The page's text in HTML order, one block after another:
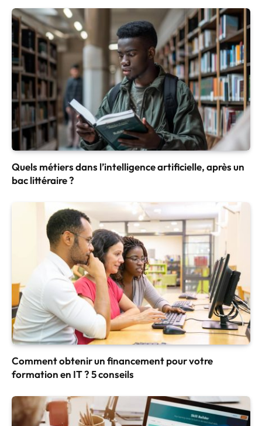
Quels métiers dans l’intelligence artificielle, après un
bac littéraire ?
Comment obtenir un financement pour votre
formation en IT ? 5 conseils